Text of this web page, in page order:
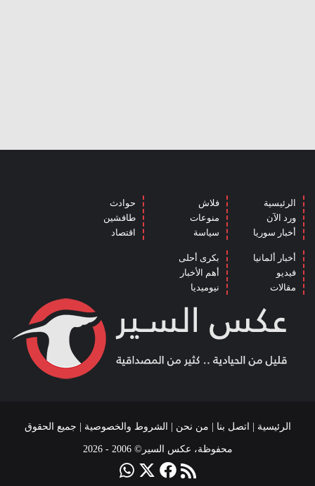
الرئيسية
ورد الآن
أخبار سوريا
فلاش
منوعات
سياسة
حوادث
طافشين
اقتصاد
أخبار ألمانيا
فيديو
مقالات
بكرى أحلى
أهم الأخبار
نيوميديا
الرئيسية اتصل بنا من نحن الشروط والخصوصية | جميع الحقوق
محفوظة، عكس السير© 2006 - 2026